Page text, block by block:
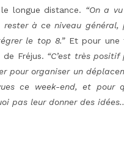
longue distance. “On a vu
à ce niveau général,
le top 8.”Et pour une
Fréjus. “C’est très positif
pour organiser un
ce week-end, et pour
pas leur donner des